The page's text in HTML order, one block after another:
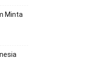
Minta